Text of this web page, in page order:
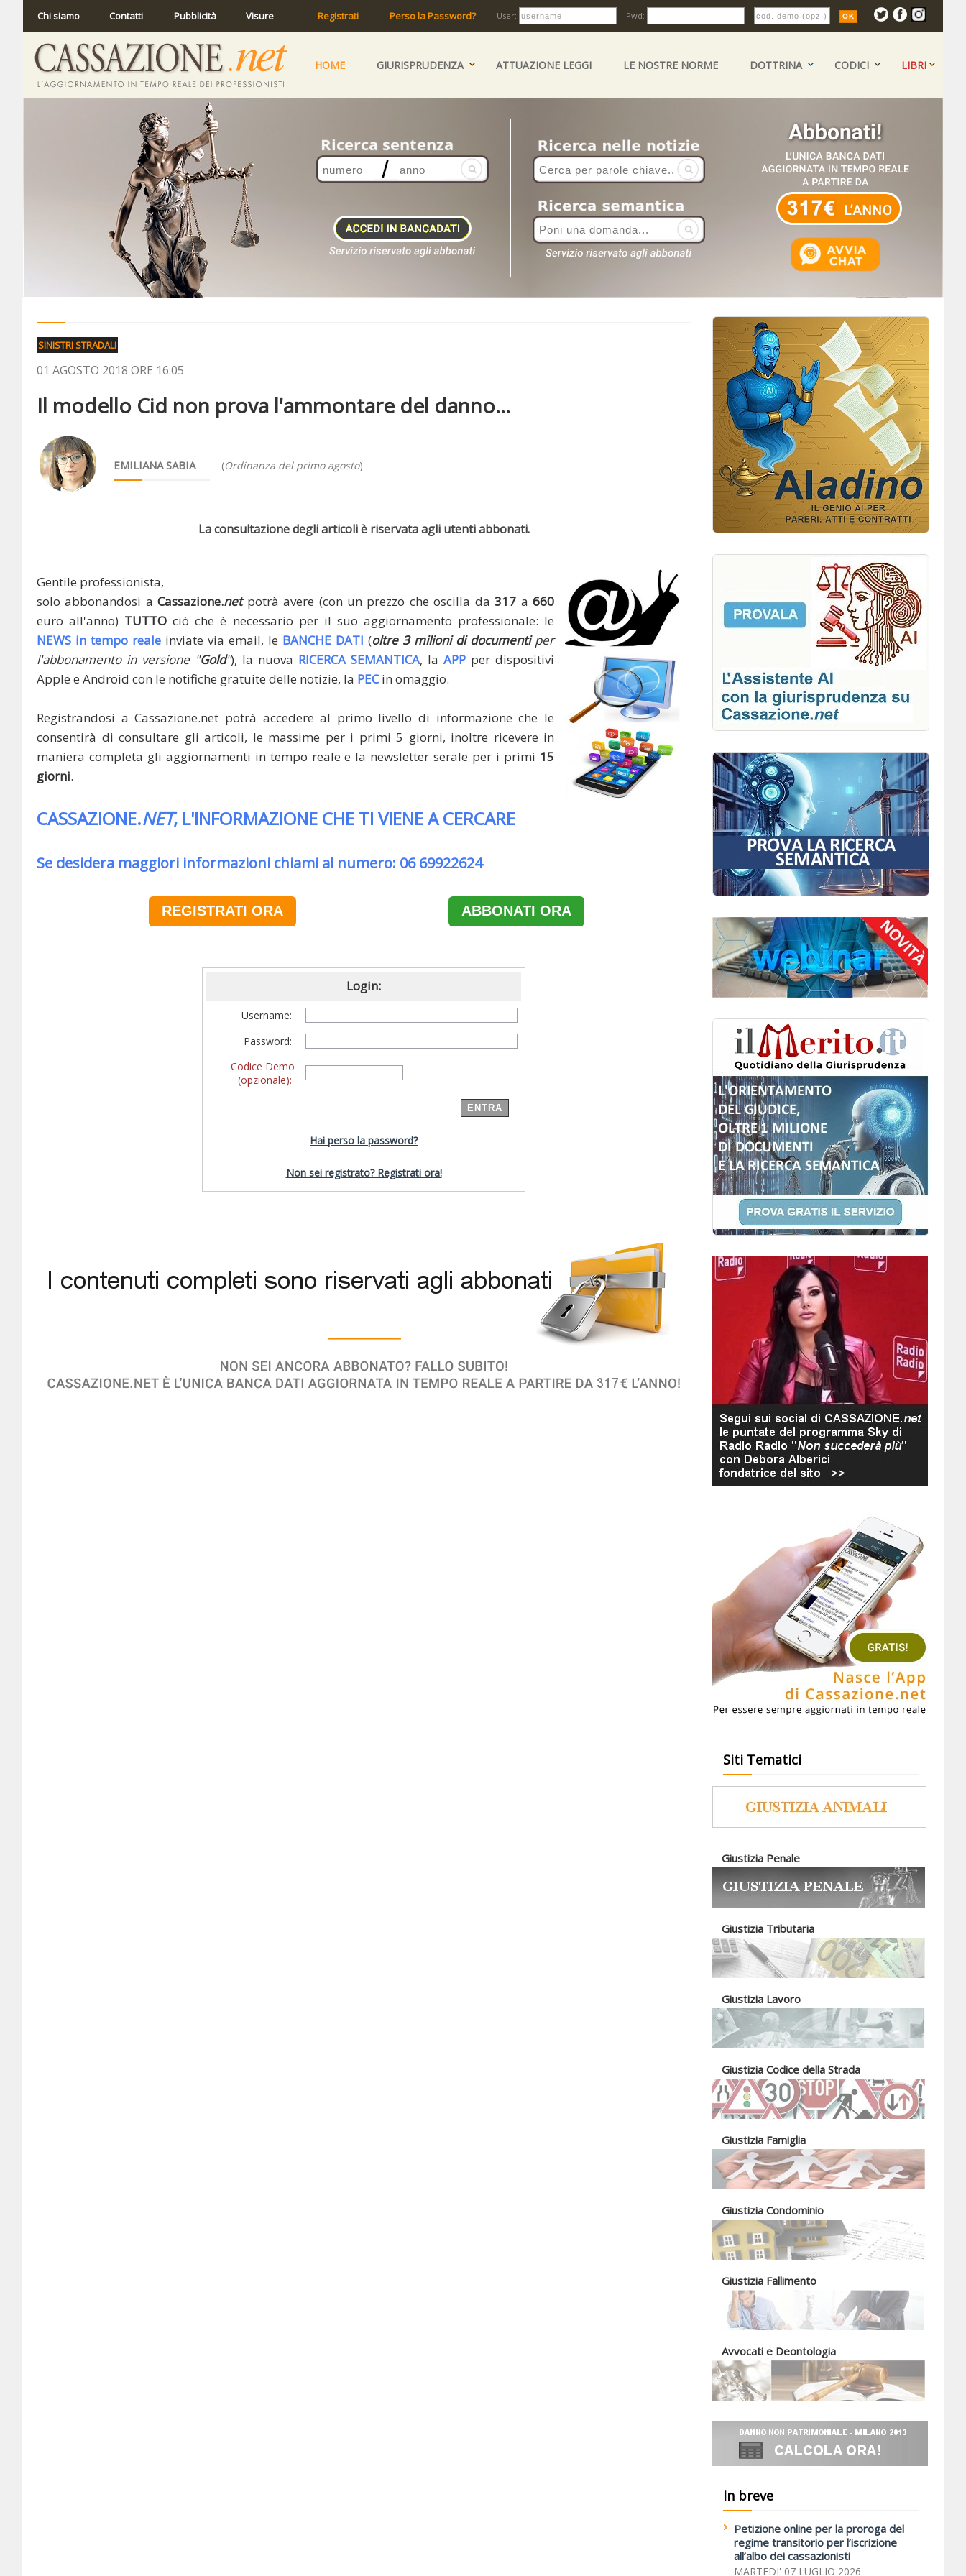
Chi siamo Contatti Pubblicità Visure Registrati Perso la Password? User: Pwd:
HOME GIURISPRUDENZA ATTUAZIONE LEGGI LE NOSTRE NORME DOTTRINA CODICI LIBRI
SINISTRI STRADALI
01 AGOSTO 2018 ORE 16:05
Il modello Cid non prova l'ammontare del danno...
EMILIANA SABIA (Ordinanza del primo agosto)
La consultazione degli articoli è riservata agli utenti abbonati.
Gentile professionista,
solo abbonandosi aCassazione.netpotrà avere (con un prezzo che oscilla da317 a660
euro all'anno) TUTTO ciò che è necessario per il suo aggiornamento professionale: le
NEWS in tempo reale inviate via email, le BANCHE DATI (oltre 3 milioni di documentiper
l'abbonamento in versione "Gold"), la nuova RICERCA SEMANTICA, la APP per dispositivi
Apple e Android con le notifiche gratuite delle notizie, la PECin omaggio.
Registrandosi a Cassazione.net potrà accedere al primo livello di informazione che le
consentirà di consultare gli articoli, le massime per i primi 5 giorni, inoltre ricevere in
maniera completa gli aggiornamenti in tempo reale e la newsletter serale per i primi 15
giorni.
CASSAZIONE.NET, L'INFORMAZIONE CHE TI VIENE A CERCARE
Se desidera maggiori informazioni chiami al numero: 06 69922624
REGISTRATI ORA ABBONATI ORA
Login:
Username:
Password:
Codice Demo
(opzionale):
Hai perso la password?
Non sei registrato? Registrati ora!
Siti Tematici
Giustizia Penale
Giustizia Tributaria
Giustizia Lavoro
Giustizia Codice della Strada
Giustizia Famiglia
Giustizia Condominio
Giustizia Fallimento
Avvocati e Deontologia
In breve
Petizione online per la proroga del
regime transitorio per l’iscrizione
all’albo dei cassazionisti
MARTEDI' 07 LUGLIO 2026